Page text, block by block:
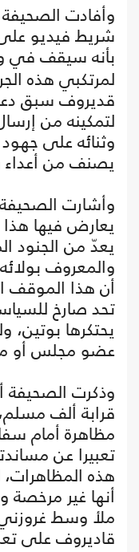
وأفادت الصحيفة
شريط فيديو
بأنه سيقف في
لمرتكبي هذه
قديروف سبق
لتمكينه من
وثنائه على
يصنف من أعداء
وأشارت الصحيفة
يعارض فيها هذا
يعدّ من الجنود
والمعروف
أن هذا الموقف
تحد صارخ
يحتكرها بوتين،
عضو مجلس أو
وذكرت الصحيفة
قرابة ألف
مظاهرة أمام
تعبيرا عن
هذه
أنها غير مرخصة
ملأ وسط
قاديروف على